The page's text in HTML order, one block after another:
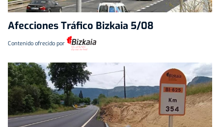
Afecciones Tráfico Bizkaia 5/08
Contenido ofrecido por